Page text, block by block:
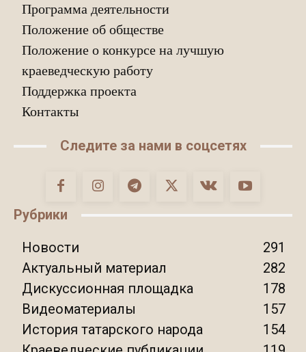
Программа деятельности
Положение об обществе
Положение о конкурсе на лучшую
краеведческую работу
Поддержка проекта
Контакты
Следите за нами в соцсетях
Рубрики
Новости
291
Актуальный материал
282
Дискуссионная площадка
178
Видеоматериалы
157
История татарского народа
154